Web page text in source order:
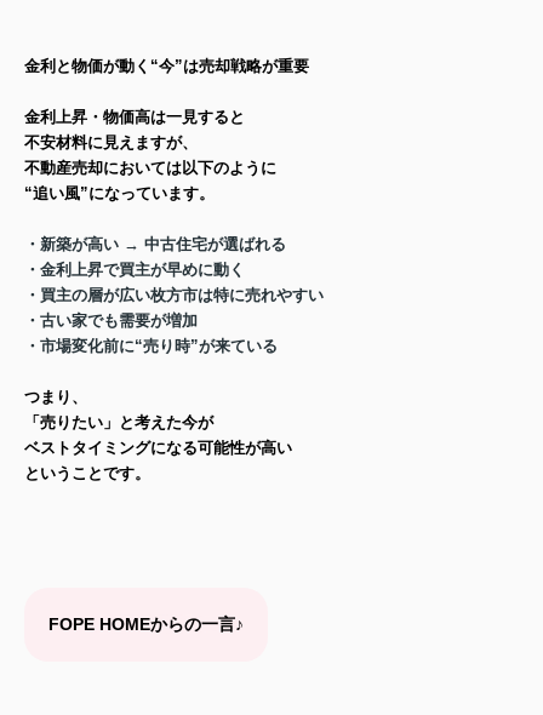
金利と物価が動く“今”は売却戦略が重要
金利上昇・物価高は一見すると
不安材料に見えますが、
不動産売却においては以下のように
“追い風”になっています。
・新築が高い → 中古住宅が選ばれる
・金利上昇で買主が早めに動く
・買主の層が広い枚方市は特に売れやすい
・古い家でも需要が増加
・市場変化前に“売り時”が来ている
つまり、
「売りたい」と考えた今が
ベストタイミングになる可能性が高い
ということです。
FOPE HOMEからの一言♪